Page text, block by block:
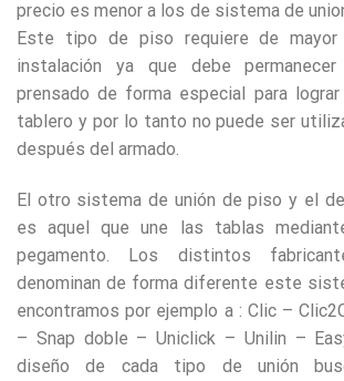
precio es menor a los de sistema de
Este tipo de piso requiere de
instalación ya que debe
prensado de forma especial para
tablero y por lo tanto no puede ser
después del armado.
El otro sistema de unión de piso y el de
es aquel que une las tablas
pegamento. Los distintos
denominan de forma diferente este
encontramos por ejemplo a : Clic –
– Snap doble – Uniclick – Unilin –
diseño de cada tipo de unión